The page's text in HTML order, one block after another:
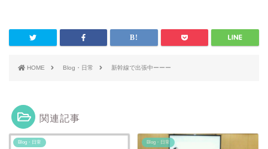
HOME Blog・日常 新幹線で出張中ーーー
関連記事
Blog・日常 Blog・日常